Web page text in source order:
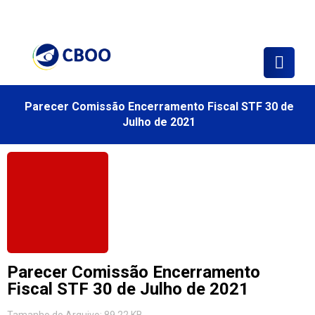
Parecer Comissão Encerramento Fiscal STF 30 de
Julho de 2021
Parecer Comissão Encerramento
Fiscal STF 30 de Julho de 2021